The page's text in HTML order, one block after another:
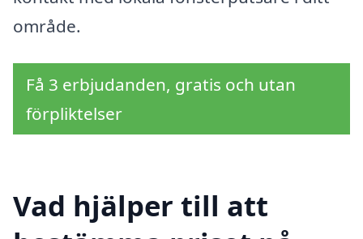
område.
Få 3 erbjudanden, gratis och utan
förpliktelser
Vad hjälper till att